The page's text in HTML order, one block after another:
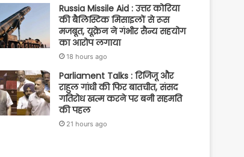
Russia Missile Aid : उत्तर कोरिया
की बैलिस्टिक मिसाइलों से रूस
मजबूत, यूक्रेन ने गंभीर सैन्य सहयोग
का आरोप लगाया
18 hours ago
Parliament Talks : रिजिजू और
राहुल गांधी की फिर बातचीत, संसद
गतिरोध खत्म करने पर बनी सहमति
की पहल
21 hours ago